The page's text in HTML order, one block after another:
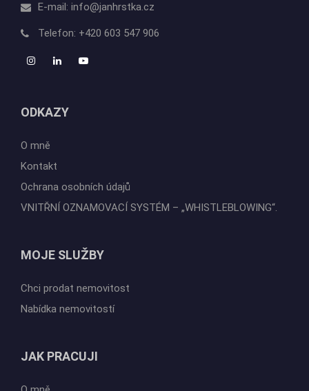
E-mail: info@janhrstka.cz
Telefon: +420 603 547 906
ODKAZY
O mně
Kontakt
Ochrana osobních údajů
VNITŘNÍ OZNAMOVACÍ SYSTÉM – „WHISTLEBLOWING“.
MOJE SLUŽBY
Chci prodat nemovitost
Nabídka nemovitostí
JAK PRACUJI